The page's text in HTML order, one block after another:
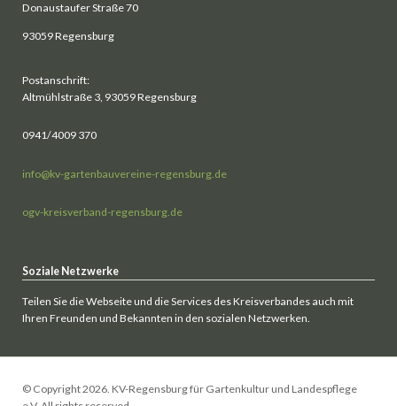
Donaustaufer Straße 70
93059 Regensburg
Postanschrift:
Altmühlstraße 3, 93059 Regensburg
0941/4009 370
info@kv-gartenbauvereine-regensburg.de
ogv-kreisverband-regensburg.de
Soziale Netzwerke
Teilen Sie die Webseite und die Services des Kreisverbandes auch mit
Ihren Freunden und Bekannten in den sozialen Netzwerken.
© Copyright 2026. KV-Regensburg für Gartenkultur und Landespflege